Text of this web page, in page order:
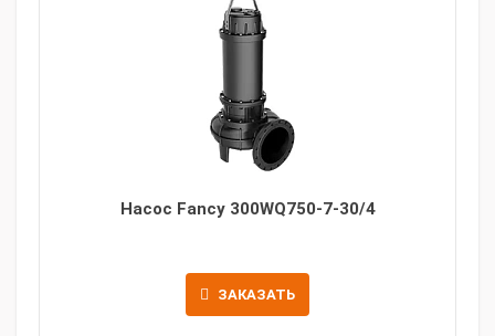
Насос Fancy 300WQ750-7-30/4
ЗАКАЗАТЬ